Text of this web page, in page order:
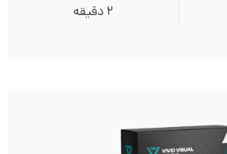
2 دقیقه